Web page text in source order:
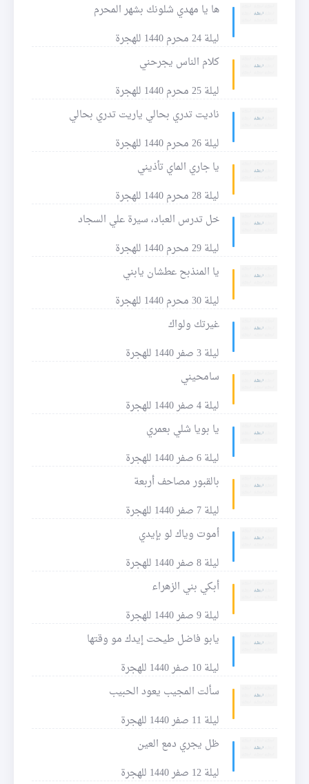
ها يا مهدي شلونك بشهر المحرم
ليلة 24 محرم 1440 للهجرة
كلام الناس يجرحني
ليلة 25 محرم 1440 للهجرة
ناديت تدري بحالي ياريت تدري بحالي
ليلة 26 محرم 1440 للهجرة
يا جاري الماي تأذيني
ليلة 28 محرم 1440 للهجرة
خل تدرس العباد، سيرة علي السجاد
ليلة 29 محرم 1440 للهجرة
يا المنذبح عطشان يابني
ليلة 30 محرم 1440 للهجرة
غيرتك ولواك
ليلة 3 صفر 1440 للهجرة
سامحيني
ليلة 4 صفر 1440 للهجرة
يا بويا شلي بعمري
ليلة 6 صفر 1440 للهجرة
بالقبور مصاحف أربعة
ليلة 7 صفر 1440 للهجرة
أموت وياك لو بإيدي
ليلة 8 صفر 1440 للهجرة
أبكي بني الزهراء
ليلة 9 صفر 1440 للهجرة
يابو فاضل طيحت إيدك مو وقتها
ليلة 10 صفر 1440 للهجرة
سألت المجيب يعود الحبيب
ليلة 11 صفر 1440 للهجرة
ظل يجري دمع العين
ليلة 12 صفر 1440 للهجرة